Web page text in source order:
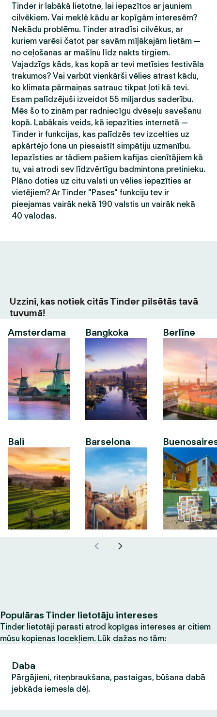
Tinder ir labākā lietotne, lai iepazītos ar jauniem
cilvēkiem. Vai meklē kādu ar kopīgām interesēm?
Nekādu problēmu. Tinder atradīsi cilvēkus, ar
kuriem varēsi čatot par savām mīļākajām lietām —
no ceļošanas ar mašīnu līdz nakts tirgiem.
Vajadzīgs kāds, kas kopā ar tevi metīsies festivāla
trakumos? Vai varbūt vienkārši vēlies atrast kādu,
ko klimata pārmaiņas satrauc tikpat ļoti kā tevi.
Esam palīdzējuši izveidot 55 miljardus saderību.
Mēs šo to zinām par radniecīgu dvēseļu savešanu
kopā. Labākais veids, kā iepazīties internetā —
Tinder ir funkcijas, kas palīdzēs tev izcelties uz
apkārtējo fona un piesaistīt simpātiju uzmanību.
Iepazīsties ar tādiem pašiem kafijas cienītājiem kā
tu, vai atrodi sev līdzvērtīgu badmintona pretinieku.
Plāno doties uz citu valsti un vēlies iepazīties ar
vietējiem? Ar Tinder "Pases" funkciju tev ir
pieejamas vairāk nekā 190 valstis un vairāk nekā
40 valodas.
Uzzini, kas notiek citās Tinder pilsētās tavā
tuvumā!
Amsterdama
Bali
Bangkoka
Barselona
Berlīne
Populāras Tinder lietotāju intereses
Tinder lietotāji parasti atrod kopīgas intereses ar citiem
mūsu kopienas locekļiem. Lūk dažas no tām:
Daba
Pārgājieni, riteņbraukšana, pastaigas, būšana dabā
jebkāda iemesla dēļ.